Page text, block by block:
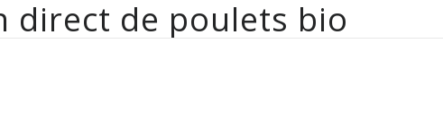
direct de poulets bio
bio aux particuliers et professionnels